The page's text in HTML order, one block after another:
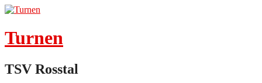
Skip
content
Turnen
TSV Rosstal